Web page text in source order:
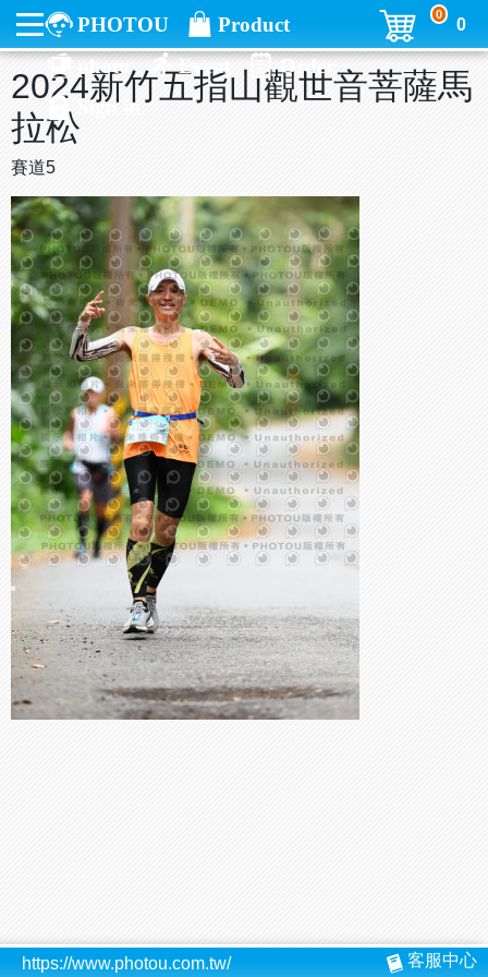
PHOTOU
Product
photo
Event
Order
Sign in
0
0
2024新竹五指山觀世音菩薩馬
拉松
賽道5
https://www.photou.com.tw/ 客服中心